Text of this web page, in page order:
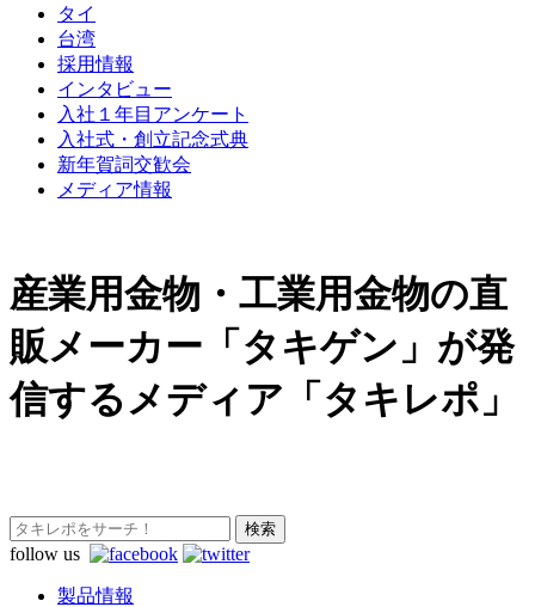
タイ
台湾
採用情報
インタビュー
入社１年目アンケート
入社式・創立記念式典
新年賀詞交歓会
メディア情報
産業用金物・工業用金物の直
販メーカー「タキゲン」が発
信するメディア「タキレポ」
follow us
製品情報